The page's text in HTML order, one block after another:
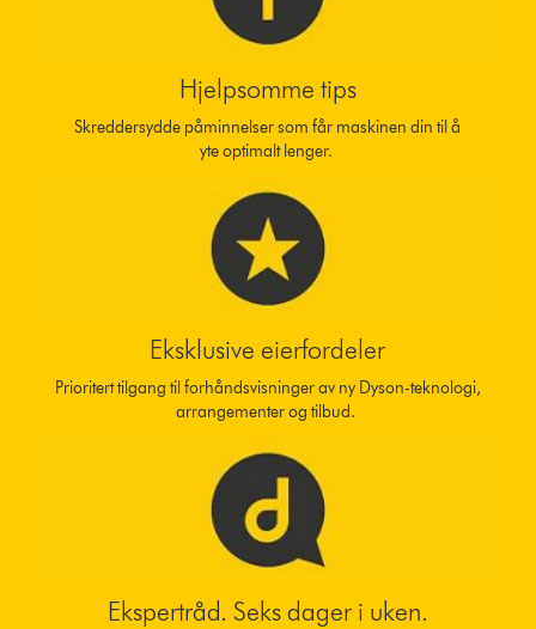
Hjelpsomme tips
Skreddersydde påminnelser som får maskinen din til å
yte optimalt lenger.
Eksklusive eierfordeler
Prioritert tilgang til forhåndsvisninger av ny Dyson-teknologi,
arrangementer og tilbud.
Ekspertråd. Seks dager i uken.